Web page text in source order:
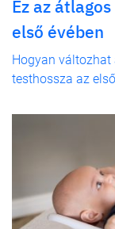
Ez az
első évében
Hogyan
testhossza az